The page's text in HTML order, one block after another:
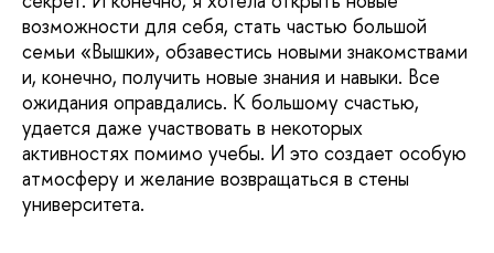
возможности для себя, стать частью большой
семьи «Вышки», обзавестись новыми знакомствами
и, конечно, получить новые знания и навыки. Все
ожидания оправдались. К большому счастью,
удается даже участвовать в некоторых
активностях помимо учебы. И это создает особую
атмосферу и желание возвращаться в стены
университета.